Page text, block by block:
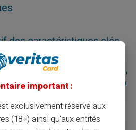
des caractéristiques clés
en ligne
Néobanque
B
Banque
important :
exclusivement réservé aux
(18+) ainsi qu'aux entités